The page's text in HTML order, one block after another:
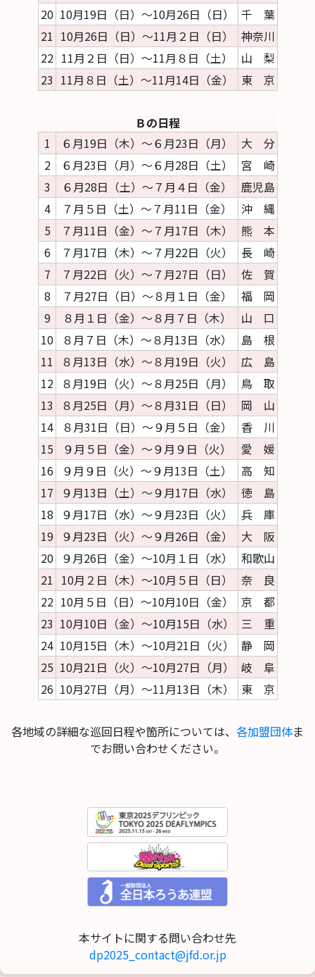
20 10月19日（日）～10月26日（日）
千 葉
21 10月26日（日）～11月２日（日）
神奈川
22 11月２日（日）～11月８日（土）
山 梨
23 11月８日（土）～11月14日（金） 東 京
Ｂの日程
1
６月19日（木）～６月23日（月）
大 分
2
６月23日（月）～６月28日（土）
宮 崎
3
６月28日（土）～７月４日（金）
鹿児島
4
７月５日（土）～７月11日（金）
沖 縄
5
７月11日（金）～７月17日（木）
熊 本
6
７月17日（木）～７月22日（火）
長 崎
7
７月22日（火）～７月27日（日）
佐 賀
8
７月27日（日）～８月１日（金）
福 岡
9
８月１日（金）～８月７日（木）
山 口
10
８月７日（木）～８月13日（水）
島 根
11
８月13日（水）～８月19日（火）
広 島
12 ８月19日（火）～８月25日（月）
鳥 取
13
８月25日（月）～８月31日（日）
岡 山
14
８月31日（日）～９月５日（金）
香 川
15
９月５日（金）～９月９日（火）
愛 媛
16
９月９日（火）～９月13日（土）
高 知
17
９月13日（土）～９月17日（水）
徳 島
18
９月17日（水）～９月23日（火）
兵 庫
19 ９月23日（火）～９月26日（金）
大 阪
20 ９月26日（金）～10月１日（水）
和歌山
21 10月２日（木）～10月５日（日）
奈 良
22 10月５日（日）～10月10日（金）
京 都
23 10月10日（金）～10月15日（水）
三 重
24 10月15日（木）～10月21日（火）
静 岡
25 10月21日（火）～10月27日（月）
岐 阜
26 10月27日（月）～11月13日（木） 東 京
各地域の詳細な巡回日程や箇所については、 各加盟団体ま
でお問い合わせください。
本サイトに関する問い合わせ先
dp2025_contact@jfd.or.jp